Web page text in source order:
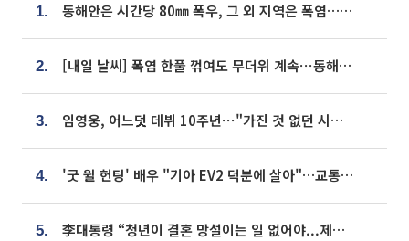
1. 동해안은 시간당 80㎜ 폭우, 그 외 지역은 폭염…‘극과 극 날씨’
2. [내일 날씨] 폭염 한풀 꺾여도 무더위 계속⋯동해안 이틀 연속 비
3. 임영웅, 어느덧 데뷔 10주년⋯"가진 것 없던 시절, 내 앞엔 20명의 팬뿐"
4. '굿 윌 헌팅' 배우 "기아 EV2 덕분에 살아"…교통사고 후 안전성 극찬
5. 李대통령 “청년이 결혼 망설이는 일 없어야...제도상 불이익 조사”